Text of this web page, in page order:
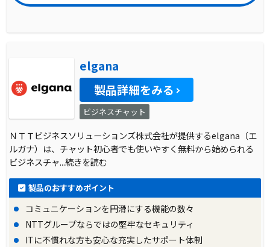
elgana
製品詳細をみる
ビジネスチャット
ＮＴＴビジネスソリューションズ株式会社が提供するelgana（エ
ルガナ）は、チャット初心者でも使いやすく無料から始められる
ビジネスチャ...続きを読む
製品のおすすめポイント
コミュニケーションを円滑にする機能の数々
NTTグループならではの堅牢なセキュリティ
ITに不慣れな方も安⼼な充実したサポート体制